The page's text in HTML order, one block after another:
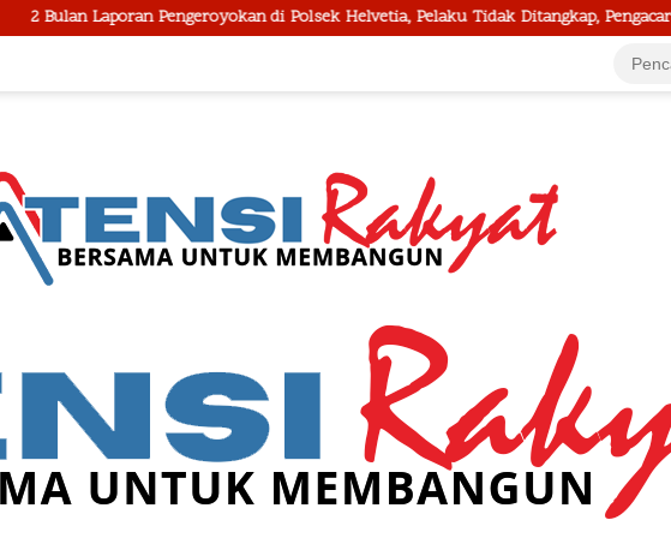
di Polsek Helvetia, Pelaku Tidak Ditangkap, Pengacara Korban: Penyidik